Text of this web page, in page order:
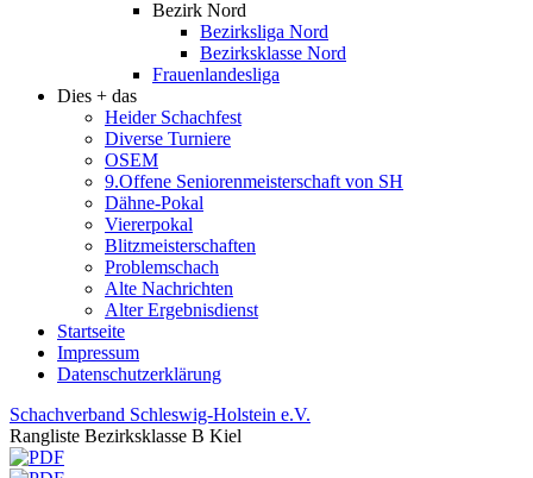
Bezirk Nord
Bezirksliga Nord
Bezirksklasse Nord
Frauenlandesliga
Dies + das
Heider Schachfest
Diverse Turniere
OSEM
9.Offene Seniorenmeisterschaft von SH
Dähne-Pokal
Viererpokal
Blitzmeisterschaften
Problemschach
Alte Nachrichten
Alter Ergebnisdienst
Startseite
Impressum
Datenschutzerklärung
Schachverband Schleswig-Holstein e.V.
Rangliste Bezirksklasse B Kiel